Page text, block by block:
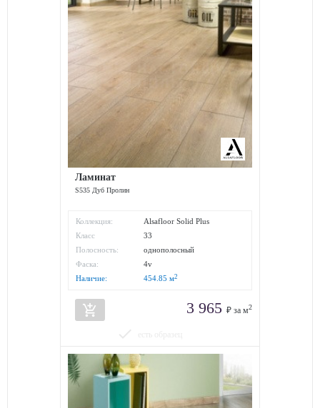
Ламинат
S535 Дуб Пролин
Коллекция:
Alsafloor Solid Plus
Класс
износостойкости:
33
Полосность:
однополосный
Фаска:
4v
Наличие:
454.85 м2
add_shopping_cart 3 965 ₽ за м2